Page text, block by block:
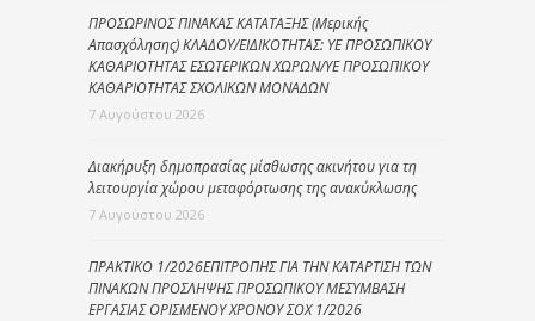
ΠΡΟΣΩΡΙΝΟΣ ΠΙΝΑΚΑΣ ΚΑΤΑΤΑΞΗΣ (Μερικής
Απασχόλησης) ΚΛΑΔΟΥ/ΕΙΔΙΚΟΤΗΤΑΣ: ΥΕ ΠΡΟΣΩΠΙΚΟΥ
ΚΑΘΑΡΙΟΤΗΤΑΣ ΕΣΩΤΕΡΙΚΩΝ ΧΩΡΩΝ/ΥΕ ΠΡΟΣΩΠΙΚΟΥ
ΚΑΘΑΡΙΟΤΗΤΑΣ ΣΧΟΛΙΚΩΝ ΜΟΝΑΔΩΝ
7 Αυγούστου 2026
Διακήρυξη δημοπρασίας μίσθωσης ακινήτου για τη
λειτουργία χώρου μεταφόρτωσης της ανακύκλωσης
7 Αυγούστου 2026
ΠΡΑΚΤΙΚΟ 1/2026ΕΠΙΤΡΟΠΗΣ ΓΙΑ ΤΗΝ ΚΑΤΑΡΤΙΣΗ ΤΩΝ
ΠΙΝΑΚΩΝ ΠΡΟΣΛΗΨΗΣ ΠΡΟΣΩΠΙΚΟΥ ΜΕΣΥΜΒΑΣΗ
ΕΡΓΑΣΙΑΣ ΟΡΙΣΜΕΝΟΥ ΧΡΟΝΟΥ ΣΟΧ 1/2026